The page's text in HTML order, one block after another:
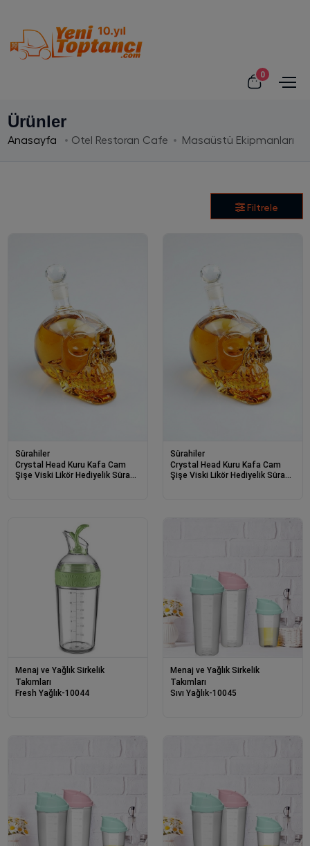
0
Ürünler
Anasayfa Otel Restoran Cafe Masaüstü Ekipmanları
Filtrele
Sürahiler
Crystal Head Kuru Kafa Cam
Şişe Viski Likör Hediyelik Sürahi
Sürahiler
Crystal Head Kuru Kafa Cam
Şişe Viski Likör Hediyelik Sürahi
Menaj ve Yağlık Sirkelik
Takımları
Fresh Yağlık-10044
Menaj ve Yağlık Sirkelik
Takımları
Sıvı Yağlık-10045